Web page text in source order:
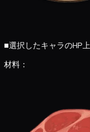
■選択したキャラのHP
材料：